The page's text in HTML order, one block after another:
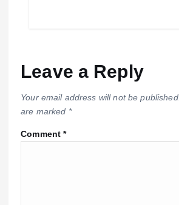
Leave a Reply
Your email address will not be published.
are marked *
Comment*